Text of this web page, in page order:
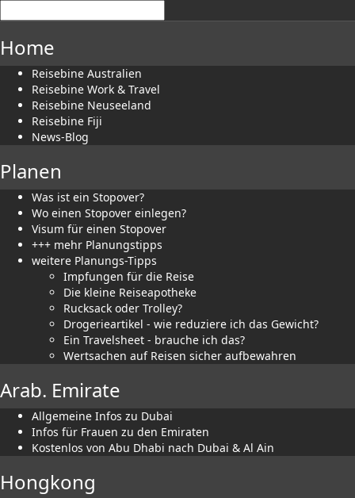
Home
Reisebine Australien
Reisebine Work & Travel
Reisebine Neuseeland
Reisebine Fiji
News-Blog
Planen
Was ist ein Stopover?
Wo einen Stopover einlegen?
Visum für einen Stopover
+++ mehr Planungstipps
weitere Planungs-Tipps
Impfungen für die Reise
Die kleine Reiseapotheke
Rucksack oder Trolley?
Drogerieartikel - wie reduziere ich das Gewicht?
Ein Travelsheet - brauche ich das?
Wertsachen auf Reisen sicher aufbewahren
Arab. Emirate
Allgemeine Infos zu Dubai
Infos für Frauen zu den Emiraten
Kostenlos von Abu Dhabi nach Dubai & Al Ain
Hongkong